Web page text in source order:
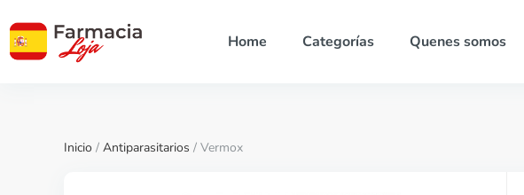
Home Categorías Quenes somos
Inicio / Antiparasitarios / Vermox